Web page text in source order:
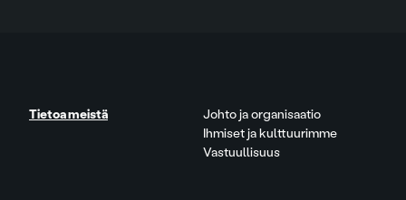
Tietoa meistä
Johto ja organisaatio
Ihmiset ja kulttuurimme
Vastuullisuus